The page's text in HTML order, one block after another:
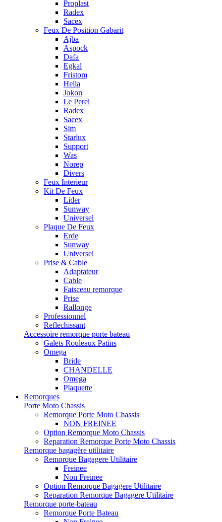
Proplast
Radex
Sacex
Feux De Position Gabarit
Ajba
Aspock
Dafa
Egkal
Fristom
Hella
Jokon
Le Perei
Radex
Sacex
Sim
Starlux
Support
Was
Norep
Divers
Feux Interieur
Kit De Feux
Lider
Sunway
Universel
Plaque De Feux
Erde
Sunway
Universel
Prise & Cable
Adaptateur
Cable
Faisceau remorque
Prise
Rallonge
Professionnel
Reflechissant
Accessoire remorque porte bateau
Galets Rouleaux Patins
Omega
Bride
CHANDELLE
Omega
Plaquette
Remorques
Porte Moto Chassis
Remorque Porte Moto Chassis
NON FREINEE
Option Remorque Moto Chassis
Reparation Remorque Porte Moto Chassis
Remorque bagagère utilitaire
Remorque Bagagere Utilitaire
Freinee
Non Freinee
Option Remorque Bagagere Utilitaire
Reparation Remorque Bagagere Utilitaire
Remorque porte-bateau
Remorque Porte Bateau